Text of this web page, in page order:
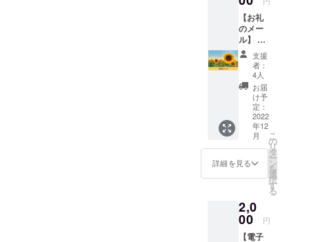
す。 ↓
リター
ン実行
完了。
※有効期
限は
2023年
1月〜6
月の間
に10投
稿まで
です。
※公序良
する投
稿、
販売や
企業イ
メージ
3名限定
です。
《リ
ターン
実行の
流れ》
添削し
てほし
いツ
イート
をDMに
て個別
に確
改善点
のアド
ていた
だきま
す。 ↓
う！ 日
程：
メール
にて調
整させ
ていた
だきま
す。 時
間：90
分間 場
所：
zoomに
て開催
（動作
環境：
PC／ス
うじと
実際に
会って
交流で
きる権
利で
す。 日
程：
2023年
1月開催
予定 場
所：愛
知県内
※日時や
場所の
ファン
ディン
グ終了
後に決
【お礼
のメー
ル】 ひ
まわり
コーチ
りょう
じをた
だただ
応援し
たい人
向けの
リター
ンで
す。 熱
いお礼
のメー
送りさ
せてい
ただき
ます。
支援
者：
4人
お届
け予
定：
2022
年12
月
詳細を見る
こ
の
リ
タ
ー
ン
を
選
択
す
る
2,0
00 円
【電子